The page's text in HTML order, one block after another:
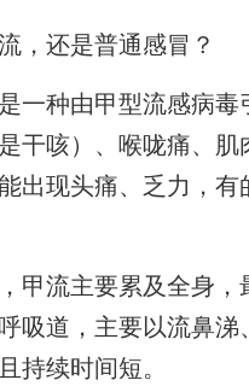
还是普通感冒？
种由甲型流感病毒
干咳）、喉咙痛、
出现头痛、乏力，
流主要累及全身，
吸道，主要以流鼻
持续时间短。